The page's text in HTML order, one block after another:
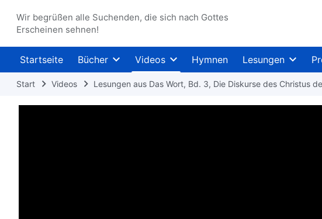
Wir begrüßen alle Suchenden, die sich nach Gottes
Erscheinen sehnen!
Startseite Bücher Videos Hymnen Lesungen
Start Videos Lesungen aus Das Wort, Bd. 3, Die Diskurse des Christus